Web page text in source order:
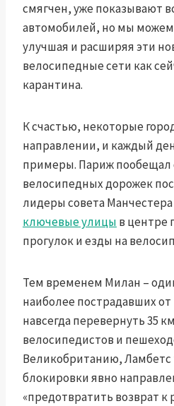
смягчен, уже показывают
автомобилей, но мы можем
улучшая и расширяя эти
велосипедные сети как
карантина.
К счастью, некоторые
направлении, и каждый
примеры. Париж пообещал
велосипедных дорожек
лидеры совета
ключевые улицы в центре
прогулок и езды на
Тем временем Милан –
наиболее пострадавших от
навсегда перевернуть 35
велосипедистов и
Великобританию, Ламбетс
блокировкиявно
«предотвратить возврат к